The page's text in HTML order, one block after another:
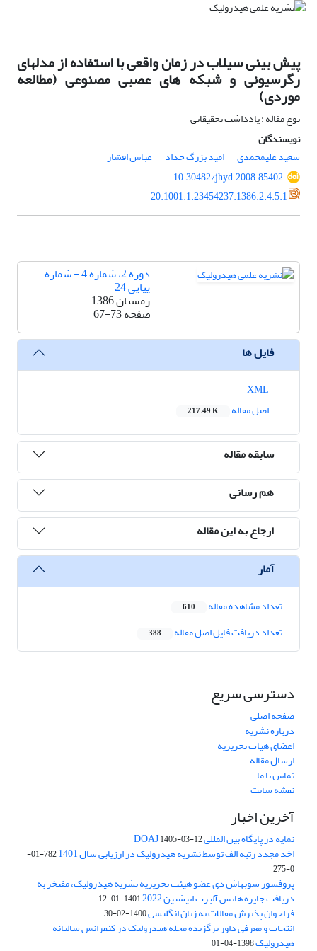
پیش بینی سیلاب در زمان واقعی با استفاده از مدلهای
رگرسیونی و شبکه های عصبی مصنوعی (مطالعه
موردی)
نوع مقاله : یادداشت تحقیقاتی
نویسندگان
سعید علیمحمدی
امید بزرگ حداد
عباس افشار
10.30482/jhyd.2008.85402
20.1001.1.23454237.1386.2.4.5.1
دوره 2، شماره 4 - شماره
پیاپی 24
زمستان 1386
صفحه67-73
فایل ها
اصل مقاله
217.49 K
سابقه مقاله
هم رسانی
ارجاع به این مقاله
آمار
تعداد مشاهده مقاله 610
تعداد دریافت فایل اصل مقاله 388
دسترسی سریع
صفحه اصلی
درباره نشریه
اعضای هیات تحریریه
ارسال مقاله
تماس با ما
نقشه سایت
آخرین اخبار
نمایه در پایگاه بین المللی DOAJ1405-03-12
اخذ مجدد رتبه الف توسط نشریه هیدرولیک در ارزیابی سال 1401
782-01-
0-275
پروفسور سوبهاش دی عضو هیئت تحریریه نشریه هیدرولیک، مفتخر به
دریافت جایزه هانس آلبرت انیشتین 2022 1401-01-12
فراخوان پذیرش مقالات به زبان انگلیسی1400-02-30
انتخاب و معرفی داور برگزیده مجله هیدرولیک در کنفرانس سالیانه
هیدرولیک1398-04-01